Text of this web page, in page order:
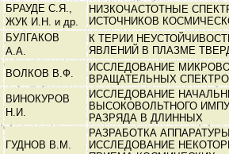
БРАУДЕ С.Я.,
ЖУК И.Н. и др.
НИЗКОЧАСТОТНЫЕ
ИСТОЧНИКОВ
БУЛГАКОВ
А.А.
К ТЕРИИ
ЯВЛЕНИЙ В ПЛАЗМЕ
ВОЛКОВ В.Ф.
ИССЛЕДОВАНИЕ
ВРАЩАТЕЛЬНЫХ
ВИНОКУРОВ
Н.И.
ИССЛЕДОВАНИЕ
ВЫСОКОВОЛЬТНОГО
РАЗРЯДА В ДЛИННЫХ
ГУДНОВ В.М.
РАЗРАБОТКА
ИССЛЕДОВАНИЕ